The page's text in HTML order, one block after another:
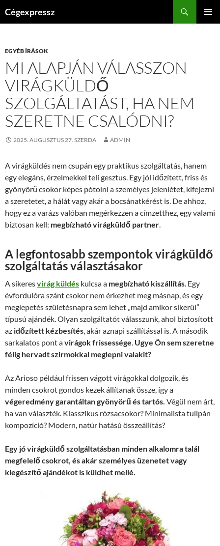
Cégexpressz
EGYÉB ÍRÁSOK
MI ALAPJÁN VÁLASSZON
VIRÁGKÜLDŐ
SZOLGÁLTATÁST, HA NEM
SZERETNE CSALÓDNI?
2025. AUGUSZTUS 27. SZERDA ADMIN
A virágküldés nem csupán egy praktikus szolgáltatás, hanem
egy elegáns, érzelmekkel teli gesztus. Egy jól időzített, friss és
gyönyörű csokor képes pótolni a személyes jelenlétet, kifejezni
a szeretetet, a hálát vagy akár a bocsánatkérést is. De ahhoz,
hogy ez a varázs valóban megérkezzen a címzetthez, egy valami
biztosan kell: megbízható virágküldő partner.
A legfontosabb szempontok virágküldő
szolgáltatás választásakor
A sikeresvirág küldés kulcsa a megbízható kiszállítás. Egy
évfordulóra szánt csokor nem érkezhet meg másnap, és egy
meglepetés születésnapra sem lehet „majd amikor sikerül”
típusú ajándék. Olyan szolgáltatót válasszunk, ahol biztosított
az időzített kézbesítés, akár aznapi szállítással is. A második
sarkalatos pont avirágok frissessége. Ugye Ön sem szeretne
félig hervadt szirmokkal meglepni valakit?
Az Arioso például frissen vágott virágokkal dolgozik, és
minden csokrot gondos kezek állítanak össze, így a
végeredmény garantáltan gyönyörű és tartós. Végül nem árt,
ha van választék. Klasszikus rózsacsokor? Minimalista tulipán
kompozíció? Modern, natúr hatású összeállítás?
Egy jó virágküldő szolgáltatásban minden alkalomra talál
megfelelő csokrot, és akár személyes üzenetet vagy
kiegészítő ajándékot is küldhet mellé.